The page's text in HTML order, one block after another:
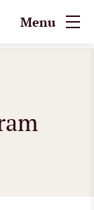
Menu